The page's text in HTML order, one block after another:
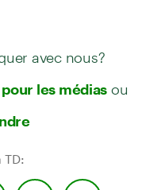
avec nous?
les médias ou
TD: